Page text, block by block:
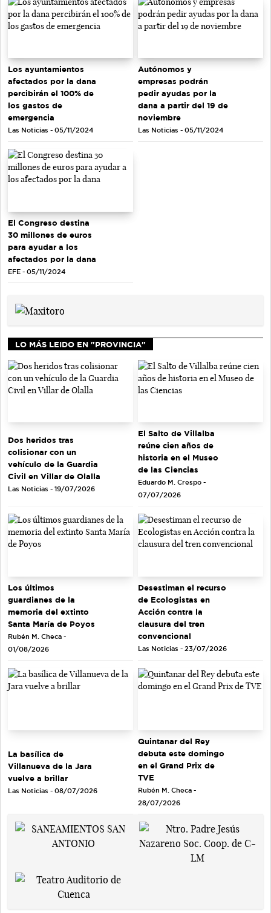
Los ayuntamientos
afectados por la dana
percibirán el 100% de
los gastos de
emergencia
Las Noticias - 05/11/2024
Autónomos y
empresas podrán
pedir ayudas por la
dana a partir del 19 de
noviembre
Las Noticias - 05/11/2024
El Congreso destina
30 millones de euros
para ayudar a los
afectados por la dana
EFE - 05/11/2024
LO MÁS LEIDO EN "PROVINCIA"
Dos heridos tras
colisionar con un
vehículo de la Guardia
Civil en Villar de Olalla
Las Noticias - 19/07/2026
El Salto de Villalba
reúne cien años de
historia en el Museo
de las Ciencias
Eduardo M. Crespo -
07/07/2026
Los últimos
guardianes de la
memoria del extinto
Santa María de Poyos
Rubén M. Checa -
01/08/2026
Desestiman el recurso
de Ecologistas en
Acción contra la
clausura del tren
convencional
Las Noticias - 23/07/2026
La basílica de
Villanueva de la Jara
vuelve a brillar
Las Noticias - 08/07/2026
Quintanar del Rey
debuta este domingo
en el Grand Prix de
TVE
Rubén M. Checa -
28/07/2026